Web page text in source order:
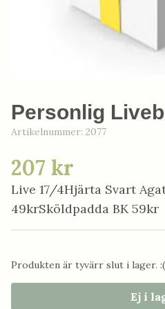
Personlig
Artikelnummer: 2077
207 kr
Live 17/4Hjärta Svart
49krSköldpadda BK 59kr
Produkten är tyvärr slut i lager. :(
Ej i